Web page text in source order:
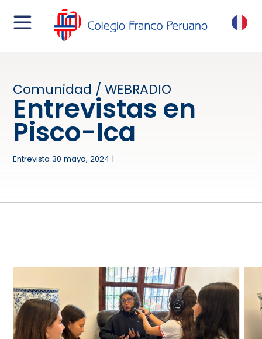
menu FR
Comunidad / WEBRADIO
Entrevistas en
Pisco-Ica
Entrevista 30 mayo, 2024 |